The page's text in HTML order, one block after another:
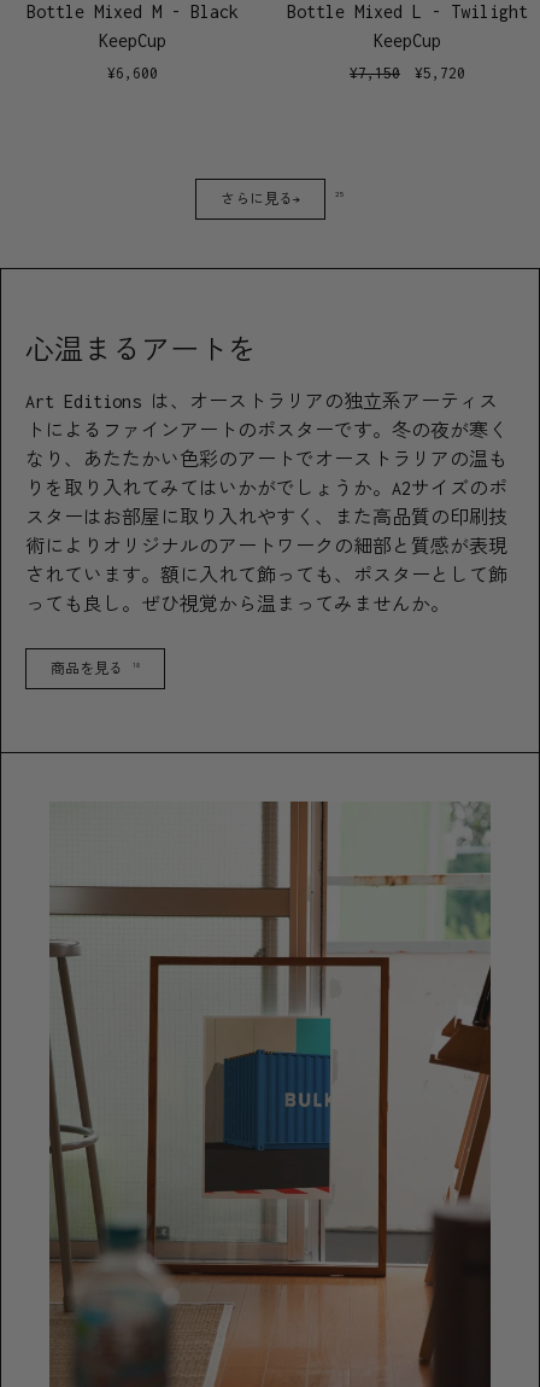
Bottle Mixed M - Black
KeepCup
¥6,600
Bottle Mixed L - Twilight
KeepCup
¥7,150 ¥5,720
さらに見る→ 25
心温まるアートを
Art Editions は、オーストラリアの独立系アーティス
トによるファインアートのポスターです。冬の夜が寒く
なり、あたたかい色彩のアートでオーストラリアの温も
りを取り入れてみてはいかがでしょうか。A2サイズのポ
スターはお部屋に取り入れやすく、また高品質の印刷技
術によりオリジナルのアートワークの細部と質感が表現
されています。額に入れて飾っても、ポスターとして飾
っても良し。ぜひ視覚から温まってみませんか。
商品を見る 18